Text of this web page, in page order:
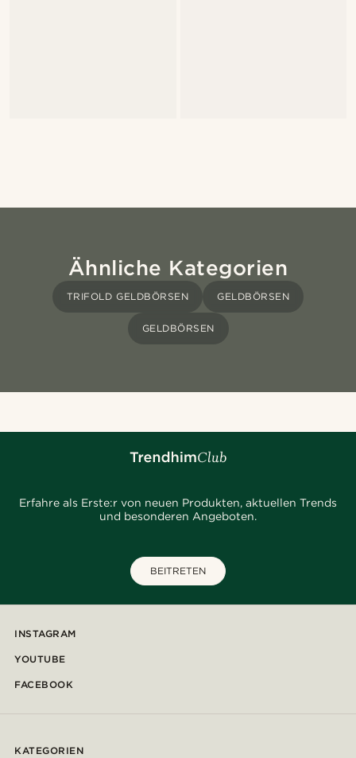
Ähnliche Kategorien
TRIFOLD GELDBÖRSEN GELDBÖRSEN
GELDBÖRSEN
Erfahre als Erste:r von neuen Produkten, aktuellen Trends
und besonderen Angeboten.
BEITRETEN
INSTAGRAM
YOUTUBE
FACEBOOK
KATEGORIEN